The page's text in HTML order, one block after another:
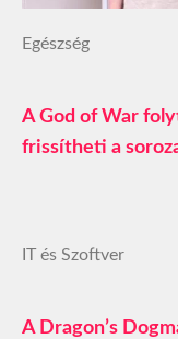
Egészség
A God of War
frissítheti a
IT és Szoftver
A Dragon’s